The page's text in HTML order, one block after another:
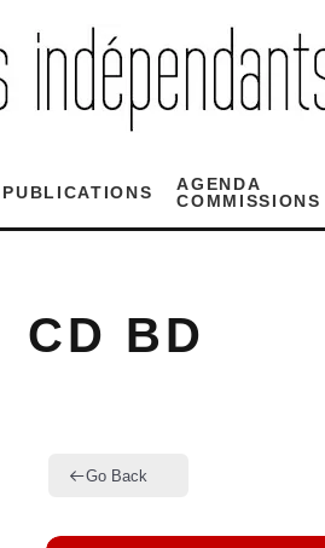
PUBLICATIONS
AGENDA
COMMISSIONS
CD BD
Go Back